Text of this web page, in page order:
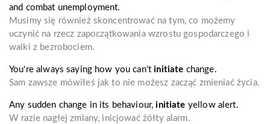
and combat unemployment.
Musimy się również skoncentrować na tym, co możemy
uczynić na rzecz zapoczątkowania wzrostu gospodarczego i
walki z bezrobociem.
You're always saying how you can'tinitiate change.
Sam zawsze mówiłeś jak to nie możesz zacząć zmieniać życia.
Any sudden change in its behaviour,initiate yellow alert.
W razie nagłej zmiany, inicjować żółty alarm.